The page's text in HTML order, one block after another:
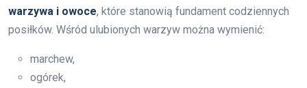
warzywa i owoce, które stanowią fundament codziennych
posiłków. Wśród ulubionych warzyw można wymienić:
marchew,
ogórek,